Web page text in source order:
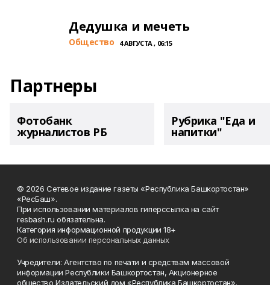
Дедушка и мечеть
Общество 4 АВГУСТА , 06:15
Партнеры
Фотобанк
журналистов РБ
Рубрика "Еда и
напитки"
© 2026 Сетевое издание газеты «Республика Башкортостан»
«РесБаш».
При использовании материалов гиперссылка на сайт
resbash.ru обязательна.
Категория информационной продукции 18+
Об использовании персональных данных
Учредители: Агентство по печати и средствам массовой
информации Республики Башкортостан, Акционерное
общество Издательский дом «Республика Башкортостан».